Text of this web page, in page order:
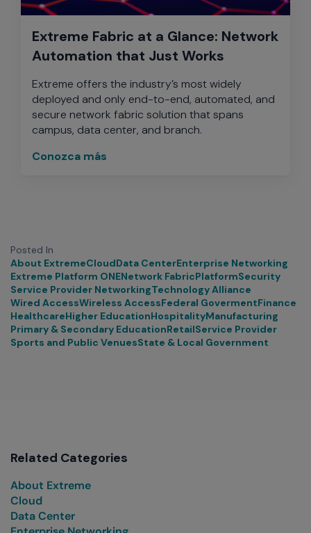
Extreme Fabric at a Glance: Network
Automation that Just Works
Extreme offers the industry’s most widely
deployed and only end-to-end, automated, and
secure network fabric solution that spans
campus, data center, and branch.
Conozca más
Posted In
About ExtremeCloudData CenterEnterprise Networking
Extreme Platform ONENetwork FabricPlatformSecurity
Service Provider NetworkingTechnology Alliance
Wired AccessWireless AccessFederal GovermentFinance
HealthcareHigher EducationHospitalityManufacturing
Primary & Secondary EducationRetailService Provider
Sports and Public VenuesState & Local Government
Related Categories
About Extreme
Cloud
Data Center